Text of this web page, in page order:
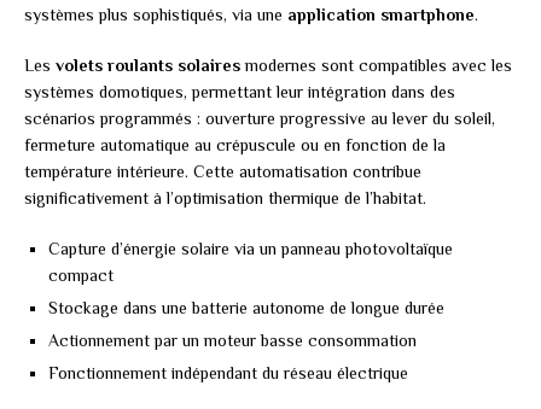
systèmes plus sophistiqués, via une application smartphone.
Les volets roulants solairesmodernes sont compatibles avec les
systèmes domotiques, permettant leur intégration dans des
scénarios programmés : ouverture progressive au lever du soleil,
fermeture automatique au crépuscule ou en fonction de la
température intérieure. Cette automatisation contribue
significativement à l’optimisation thermique de l’habitat.
Capture d’énergie solaire via un panneau photovoltaïque
compact
Stockage dans une batterie autonome de longue durée
Actionnement par un moteur basse consommation
Fonctionnement indépendant du réseau électrique